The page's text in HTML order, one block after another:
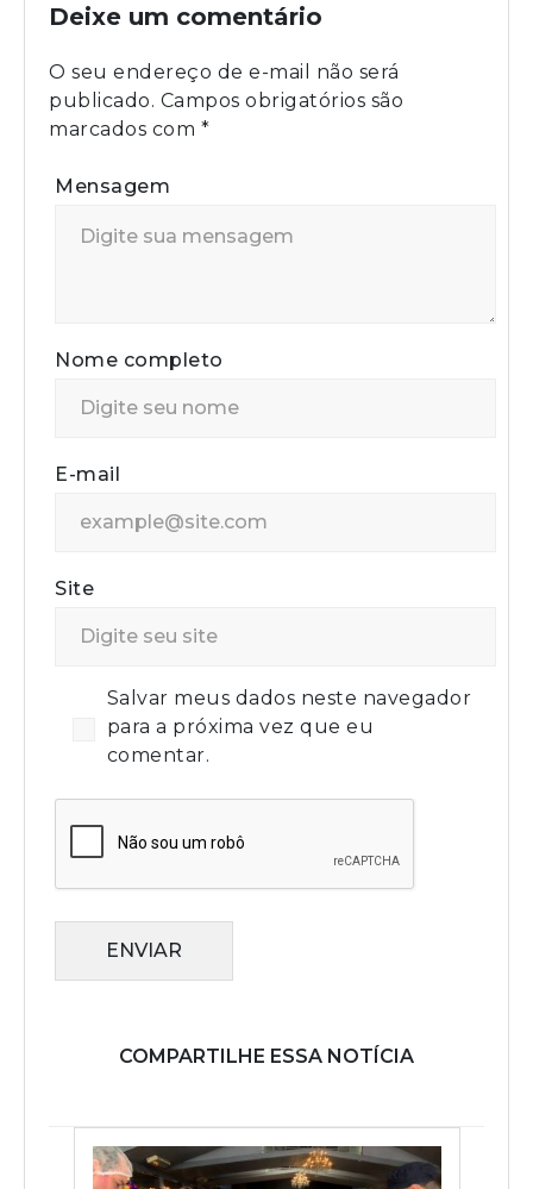
Deixe um comentário
O seu endereço de e-mail não será
publicado. Campos obrigatórios são
marcados com *
Mensagem
Nome completo
E-mail
Site
Salvar meus dados neste navegador
para a próxima vez que eu
comentar.
ENVIAR
COMPARTILHE ESSA NOTÍCIA